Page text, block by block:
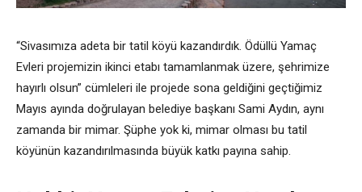
“Sivasımıza adeta bir tatil köyü kazandırdık. Ödüllü Yamaç
Evleri projemizin ikinci etabı tamamlanmak üzere, şehrimize
hayırlı olsun” cümleleri ile projede sona geldiğini geçtiğimiz
Mayıs ayında doğrulayan belediye başkanı Sami Aydın, aynı
zamanda bir mimar. Şüphe yok ki, mimar olması bu tatil
köyünün kazandırılmasında büyük katkı payına sahip.